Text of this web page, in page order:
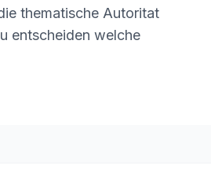
thematische Autoritat
entscheiden welche